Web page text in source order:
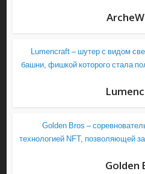
Lumencraft – шутер с видом
башни, фишкой которого стала
Golden Bros –
технологией NFT, позволяющей
Golden